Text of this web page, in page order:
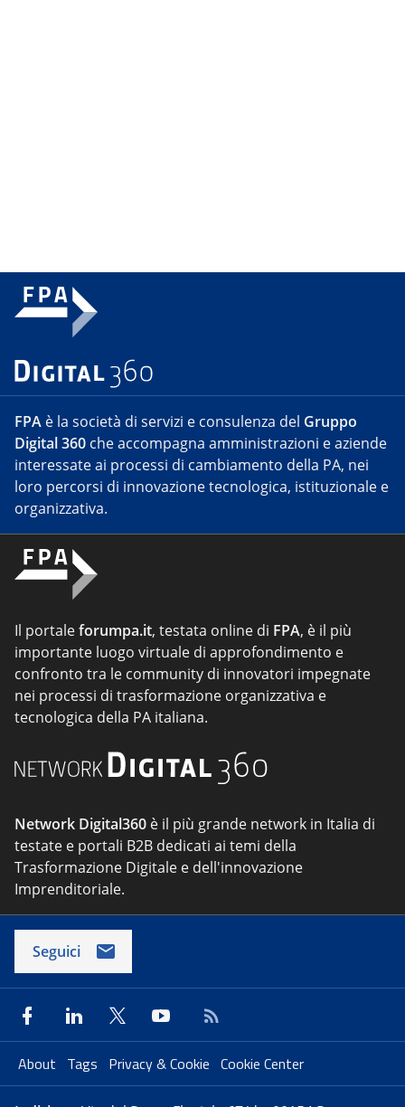
FPA è la società di servizi e consulenza del Gruppo
Digital 360 che accompagna amministrazioni e aziende
interessate ai processi di cambiamento della PA, nei
loro percorsi di innovazione tecnologica, istituzionale e
organizzativa.
Il portaleforumpa.it, testata online di FPA, è il più
importante luogo virtuale di approfondimento e
confronto tra le community di innovatori impegnate
nei processi di trasformazione organizzativa e
tecnologica della PA italiana.
Network Digital360 è il più grande network in Italia di
testate e portali B2B dedicati ai temi della
Trasformazione Digitale e dell'innovazione
Imprenditoriale.
Seguici
About Tags Privacy & Cookie Cookie Center